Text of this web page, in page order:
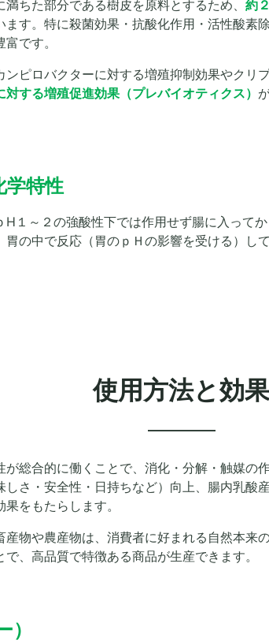
ちた部分である樹皮を原料とするため、 約
ます。特に殺菌効果・抗酸化作用・活性酸素
です。
ンピロバクターに対する増殖抑制効果やクリ
対する増殖促進効果（プレバイオティクス）
学特性
H１～２の強酸性下では作用せず腸に入って
の中で反応（胃のｐＨの影響を受ける）し
使用方法と効
が総合的に働くことで、消化・分解・触媒の
しさ・安全性・日持ちなど）向上、腸内乳酸
をもたらします。
産物や農産物は、消費者に好まれる自然本来
、高品質で特徴ある商品が生産できます。